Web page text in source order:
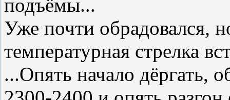
подъёмы...
Уже почти обрадовался,
температурная стрелка
...Опять начало дёргать,